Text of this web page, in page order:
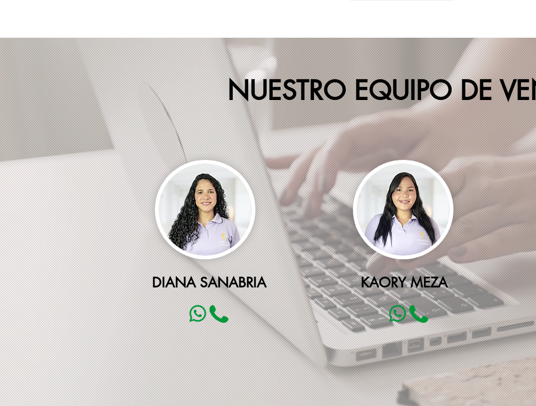
NUESTRO EQUIPO DE
DIANA SANABRIA KAORY MEZA